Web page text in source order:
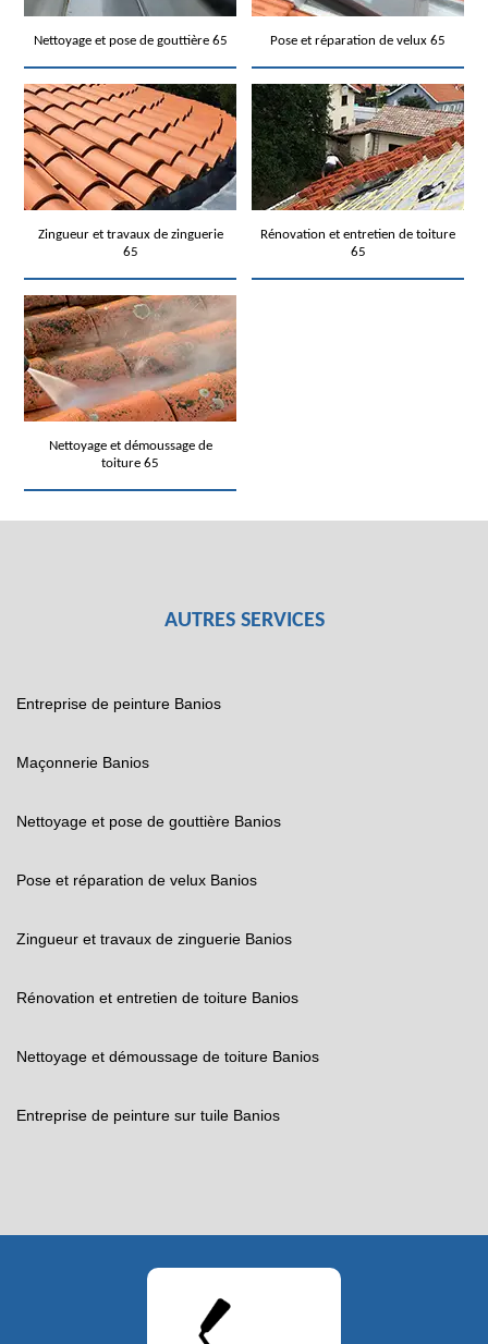
Nettoyage et pose de gouttière 65 Pose et réparation de velux 65
Zingueur et travaux de zinguerie
65
Rénovation et entretien de toiture
65
Nettoyage et démoussage de
toiture 65
AUTRES SERVICES
Entreprise de peinture Banios
Maçonnerie Banios
Nettoyage et pose de gouttière Banios
Pose et réparation de velux Banios
Zingueur et travaux de zinguerie Banios
Rénovation et entretien de toiture Banios
Nettoyage et démoussage de toiture Banios
Entreprise de peinture sur tuile Banios